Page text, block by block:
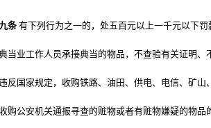
条 有下列行为之一的，处五百元以上一千元以下
典当业工作人员承接典当的物品，不查验有关证明
违反国家规定，收购铁路、油田、供电、电信、矿
收购公安机关通报寻查的赃物或者有赃物嫌疑的物品